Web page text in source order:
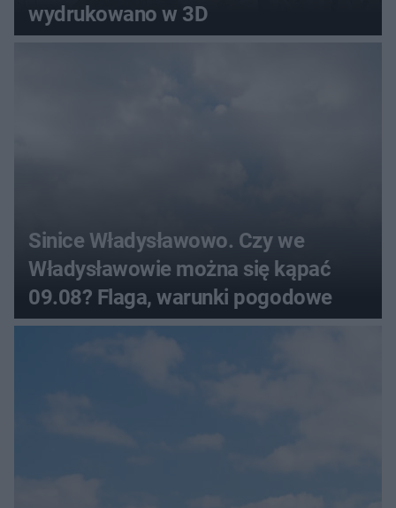
wydrukowano w 3D
Sinice Władysławowo. Czy we
Władysławowie można się kąpać
09.08? Flaga, warunki pogodowe